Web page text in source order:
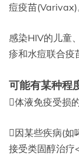
痘疫苗(Varivax)
感染HIV的儿童
疹和水痘联合疫
可能有某种程
体液免疫受损
因某些疾病(如
接受类固醇治疗